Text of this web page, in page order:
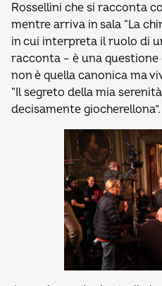
Rossellini che si racconta
mentre arriva in sala “La
in cui interpreta il ruolo di
racconta – è una
non è quella canonica ma
“Il segreto della mia
decisamente giocherellona”.